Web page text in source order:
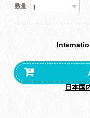
数量
日本国